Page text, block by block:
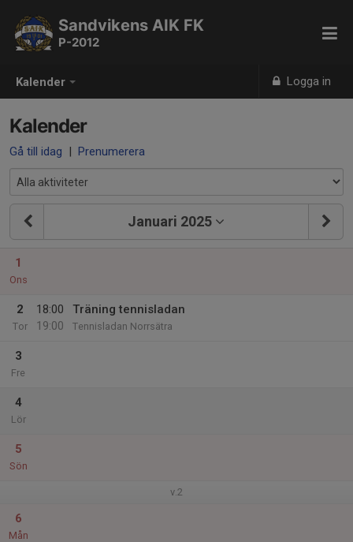
Kalender Logga in
Sandvikens AIK FK
P-2012
Kalender
Gå till idag | Prenumerera
Januari 2025
1
Ons
2
Tor
18:00
19:00
Träning tennisladan
Tennisladan Norrsätra
3
Fre
4
Lör
5
Sön
v.2
6
Mån